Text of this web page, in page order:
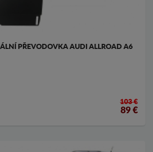
PŘEVODOVKA AUDI ALLROAD A6
103 €
89 €